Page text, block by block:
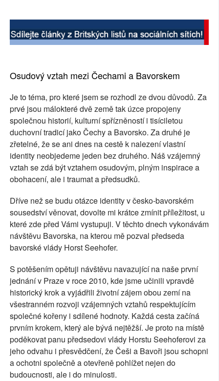
Osudový vztah mezi Čechami a Bavorskem
Je to téma, pro které jsem se rozhodl ze dvou důvodů. Za
prvé jsou málokteré dvě země tak úzce propojeny
společnou historií, kulturní spřízněností i tisíciletou
duchovní tradicí jako Čechy a Bavorsko. Za druhé je
zřetelné, že se ani dnes na cestě k nalezení vlastní
identity neobjedeme jeden bez druhého. Náš vzájemný
vztah se zdá být vztahem osudovým, plným inspirace a
obohacení, ale i traumat a předsudků.
Dříve než se budu otázce identity v česko-bavorském
sousedství věnovat, dovolte mi krátce zmínit příležitost, u
které zde před Vámi vystupuji. V těchto dnech vykonávám
návštěvu Bavorska, na kterou mě pozval předseda
bavorské vlády Horst Seehofer.
S potěšením opětuji návštěvu navazující na naše první
jednání v Praze v roce 2010, kde jsme učinili vpravdě
historický krok a vyjádřili životní zájem obou zemí na
všestranném rozvoji vzájemných vztahů respektujícím
společné kořeny i sdílené hodnoty. Každá cesta začíná
prvním krokem, který ale bývá nejtěžší. Je proto na místě
poděkovat panu předsedovi vlády Horstu Seehoferovi za
jeho odvahu i přesvědčení, že Češi a Bavoři jsou schopni
a ochotni společně a otevřeně pohlížet nejen do
budoucnosti, ale i do minulosti.